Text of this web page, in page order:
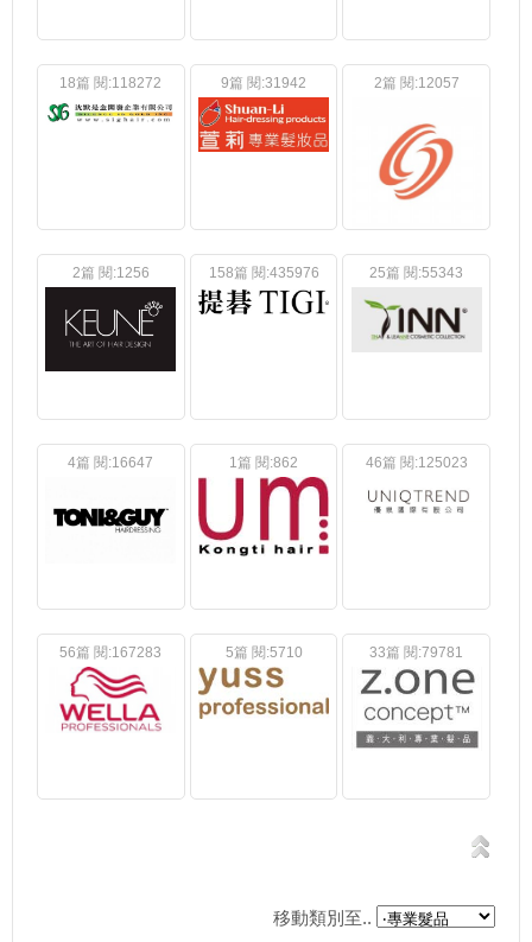
18篇 閱:118272 9篇 閱:31942 2篇 閱:12057
2篇 閱:1256 158篇 閱:435976 25篇 閱:55343
4篇 閱:16647 1篇 閱:862 46篇 閱:125023
56篇 閱:167283 5篇 閱:5710 33篇 閱:79781
移動類別至..